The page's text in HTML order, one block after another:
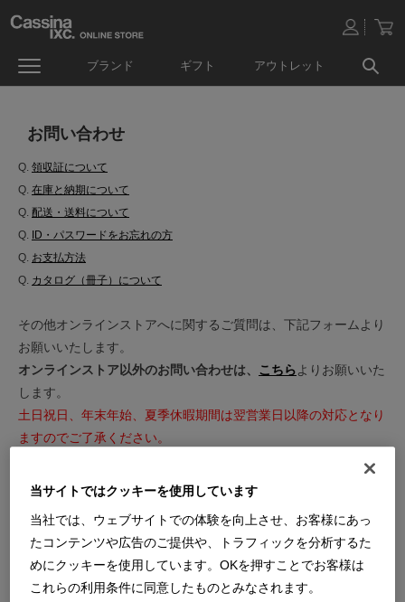
ブランド ギフト アウトレット
お問い合わせ
Q. 領収証について
Q. 在庫と納期について
Q. 配送・送料について
Q.
ID・パスワードをお忘れの方
Q. お支払方法
Q. カタログ（冊子）について
その他オンラインストアへに関するご質問は、下記フォームより
お願いいたします。
オンラインストア以外のお問い合わせは、 こちらよりお願いいた
します。
土日祝日、年末年始、夏季休暇期間は翌営業日以降の対応となり
ますのでご了承ください。
※内容によっては回答を差し上げるまでお時間をいただくことも
ございます。
す。
ご購入商品の張替え・補修・家具の移設などのご相談はこちら
当サイトではクッキーを使用しています
当社では、ウェブサイトでの体験を向上させ、お客様にあっ
たコンテンツや広告のご提供や、トラフィックを分析するた
めにクッキーを使用しています。OKを押すことでお客様は
これらの利用条件に同意したものとみなされます。